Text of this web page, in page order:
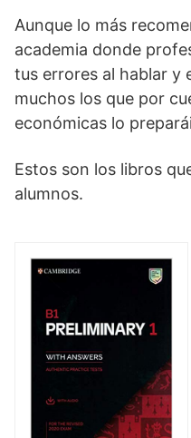
Aunque lo más
academia donde
tus errores al hablar y
muchos los que por
económicas lo
Estos son los libros
alumnos.